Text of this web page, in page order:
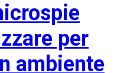
per
ambiente